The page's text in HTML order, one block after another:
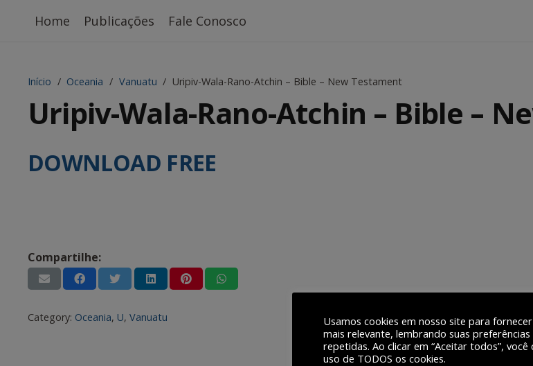
Home Publicações Fale Conosco
Início / Oceania / Vanuatu / Uripiv-Wala-Rano-Atchin – Bible – New Testament
Uripiv-Wala-Rano-Atchin – Bible –
DOWNLOAD FREE
Compartilhe:
Category: Oceania, U, Vanuatu
Usamos cookies em nosso site para
mais relevante, lembrando suas preferências
repetidas. Ao clicar em “Aceitar todos”,
uso de TODOS os cookies.